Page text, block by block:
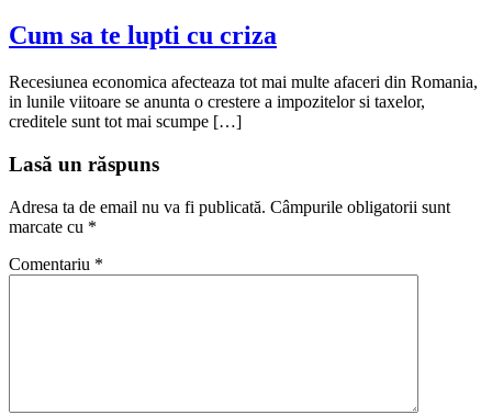
Cum sa te lupti cu criza
Recesiunea economica afecteaza tot mai multe afaceri din Romania,
in lunile viitoare se anunta o crestere a impozitelor si taxelor,
creditele sunt tot mai scumpe […]
Lasă un răspuns
Adresa ta de email nu va fi publicată. Câmpurile obligatorii sunt
marcate cu *
Comentariu *